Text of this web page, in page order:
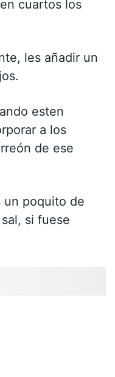
cuartos los
les añadir un
esten
a los
de ese
un poquito de
si fuese